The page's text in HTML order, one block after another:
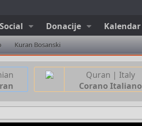
Social Donacije Kalendar
Kuran Bosanski
Quran | Italy
Corano Italiano